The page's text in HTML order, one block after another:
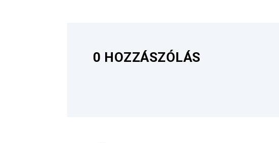
0 HOZZÁSZÓLÁS